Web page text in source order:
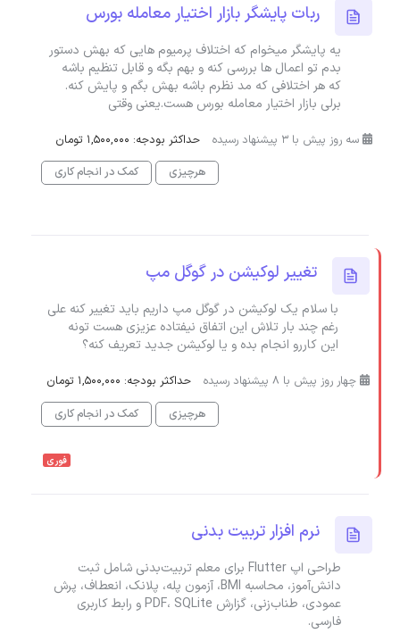
ربات پایشگر بازار اختیار معامله بورس
یه پایشگر میخوام که اختلاف پرمیوم هایی که بهش دستور
بدم تو اعمال ها بررسی کنه و بهم بگه و قابل تنظیم باشه
که هر اختلافی که مد نظرم باشه بهش بگم و پایش کنه.
برلی بازار اختیار معامله بورس هست.یعنی وقتی
سه روز پیش با 3 پیشنهاد رسیده
حداکثر بودجه: 1,500,000 تومان
هرچیزی
کمک در انجام کاری
تغییر لوکیشن در گوگل مپ
با سلام یک لوکیشن در گوگل مپ داریم باید تغییر کنه علی
رغم چند بار تلاش این اتفاق نیفتاده عزیزی هست تونه
این کاررو انجام بده و یا لوکیشن جدید تعریف کنه؟
چهار روز پیش با 8 پیشنهاد رسیده
حداکثر بودجه: 1,500,000 تومان
هرچیزی
کمک در انجام کاری
فوری
نرم افزار تربیت بدنی
طراحی اپ Flutter برای معلم تربیت‌بدنی شامل ثبت
دانش‌آموز، محاسبه BMI، آزمون پله، پلانک، انعطاف، پرش
عمودی، طناب‌زنی، گزارش PDF، SQLite و رابط کاربری
فارسی.